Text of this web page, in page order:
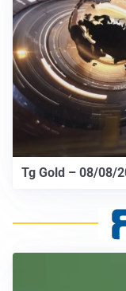
Tg Gold – 08/08/